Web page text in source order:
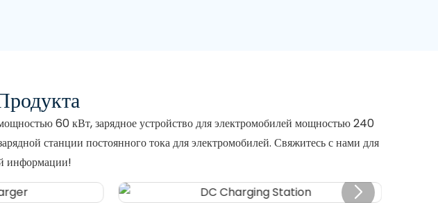
60 кВт, зарядное устройство для электромобилей мощностью 240
станции постоянного тока для электромобилей. Свяжитесь с нами для
информации!